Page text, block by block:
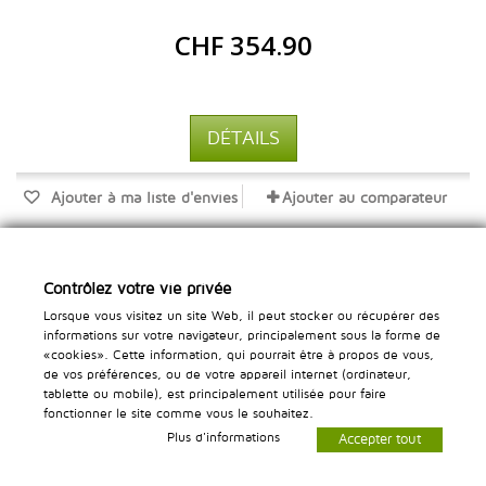
CHF 354.90
DÉTAILS
Ajouter à ma liste d'envies Ajouter au comparateur
Contrôlez votre vie privée
Lorsque vous visitez un site Web, il peut stocker ou récupérer des
informations sur votre navigateur, principalement sous la forme de
«cookies». Cette information, qui pourrait être à propos de vous,
de vos préférences, ou de votre appareil internet (ordinateur,
tablette ou mobile), est principalement utilisée pour faire
fonctionner le site comme vous le souhaitez.
Plus d'informations
Accepter tout